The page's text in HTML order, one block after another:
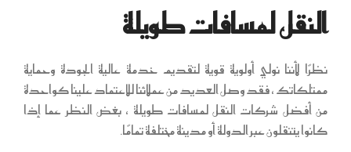
النقل لمسافات طويلة
نظرًا لأننا نولي أولوية قوية لتقديم خدمة عالية الجودة وحماية
ممتلكاتك ، فقد وصل العديد من عملائنا للاعتماد علينا كواحدة
من أفضل شركات النقل لمسافات طويلة ، بغض النظر عما إذا
كانوا يتنقلون عبر الدولة أو مدينة مختلفة تمامًا.